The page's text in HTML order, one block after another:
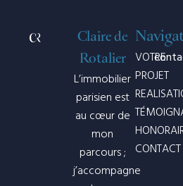
Claire de
Rotalier
L’immobilier
parisien est
au cœur de
mon
parcours ;
j’accompagne
VOTRE
PROJET
CONTACT